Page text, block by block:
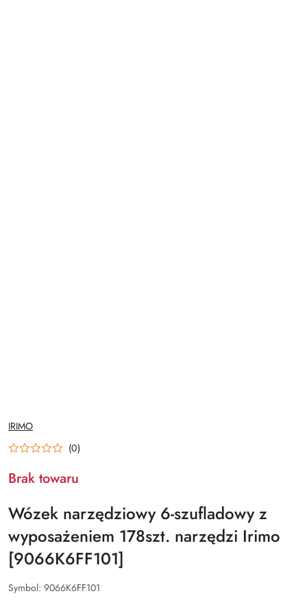
NAZWA
PRODUCENTA:
IRIMO
(0)
Brak towaru
Wózek narzędziowy 6-szufladowy z
wyposażeniem 178szt. narzędzi Irimo
[9066K6FF101]
Symbol: 9066K6FF101